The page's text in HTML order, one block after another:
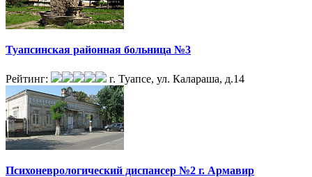
Туапсинская районная больница №3
Рейтинг: г. Туапсе, ул. Калараша, д.14
Психоневрологический диспансер №2 г. Армавир